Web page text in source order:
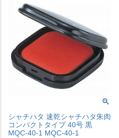
シャチハタ 速乾シャチハタ朱肉
コンパクトタイプ 40号 黒
MQC-40-1 MQC-40-1